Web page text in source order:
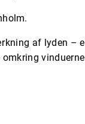
af lyden –